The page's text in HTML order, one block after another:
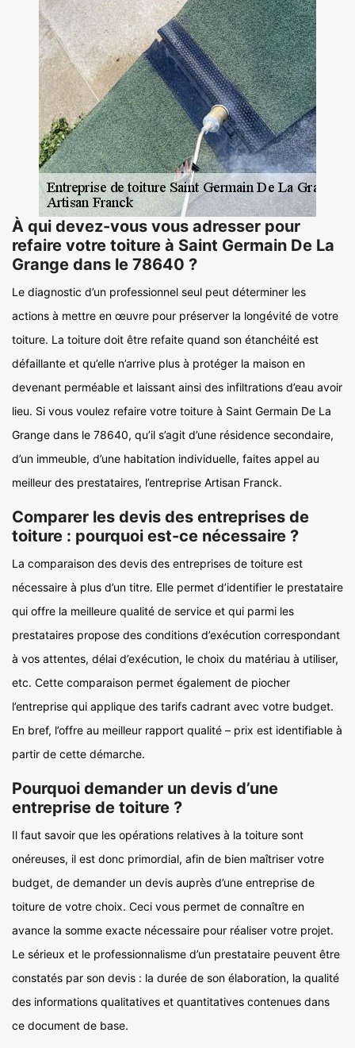
À qui devez-vous vous adresser pour
refaire votre toiture à Saint Germain De La
Grange dans le 78640 ?
Le diagnostic d’un professionnel seul peut déterminer les
actions à mettre en œuvre pour préserver la longévité de votre
toiture. La toiture doit être refaite quand son étanchéité est
défaillante et qu’elle n’arrive plus à protéger la maison en
devenant perméable et laissant ainsi des infiltrations d’eau avoir
lieu. Si vous voulez refaire votre toiture à Saint Germain De La
Grange dans le 78640, qu’il s’agit d’une résidence secondaire,
d’un immeuble, d’une habitation individuelle, faites appel au
meilleur des prestataires, l’entreprise Artisan Franck.
Comparer les devis des entreprises de
toiture : pourquoi est-ce nécessaire ?
La comparaison des devis des entreprises de toiture est
nécessaire à plus d’un titre. Elle permet d’identifier le prestataire
qui offre la meilleure qualité de service et qui parmi les
prestataires propose des conditions d’exécution correspondant
à vos attentes, délai d’exécution, le choix du matériau à utiliser,
etc. Cette comparaison permet également de piocher
l’entreprise qui applique des tarifs cadrant avec votre budget.
En bref, l’offre au meilleur rapport qualité – prix est identifiable à
partir de cette démarche.
Pourquoi demander un devis d’une
entreprise de toiture ?
Il faut savoir que les opérations relatives à la toiture sont
onéreuses, il est donc primordial, afin de bien maîtriser votre
budget, de demander un devis auprès d’une entreprise de
toiture de votre choix. Ceci vous permet de connaître en
avance la somme exacte nécessaire pour réaliser votre projet.
Le sérieux et le professionnalisme d’un prestataire peuvent être
constatés par son devis : la durée de son élaboration, la qualité
des informations qualitatives et quantitatives contenues dans
ce document de base.